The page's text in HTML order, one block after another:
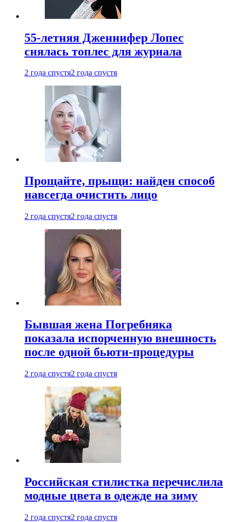
55-летняя Дженнифер Лопес
снялась топлес для журнала
2 года спустя2 года спустя
Прощайте, прыщи: найден способ
навсегда очистить лицо
2 года спустя2 года спустя
Бывшая жена Погребняка
показала испорченную внешность
после одной бьюти-процедуры
2 года спустя2 года спустя
Российская стилистка перечислила
модные цвета в одежде на зиму
2 года спустя2 года спустя